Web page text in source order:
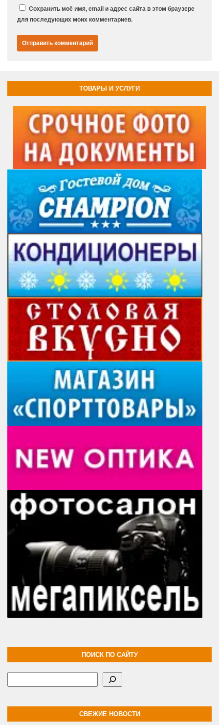
Сохранить моё имя, email и адрес сайта в этом браузере
для последующих моих комментариев.
ТОВАРЫ И УСЛУГИ
ПОИСК ПО САЙТУ
СВЕЖИЕ НОВОСТИ